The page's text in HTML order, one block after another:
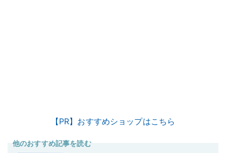
【PR】おすすめショップはこちら
他のおすすめ記事を読む